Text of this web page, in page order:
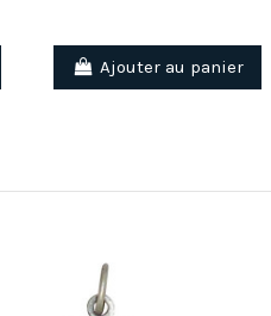
Ajouter au panier